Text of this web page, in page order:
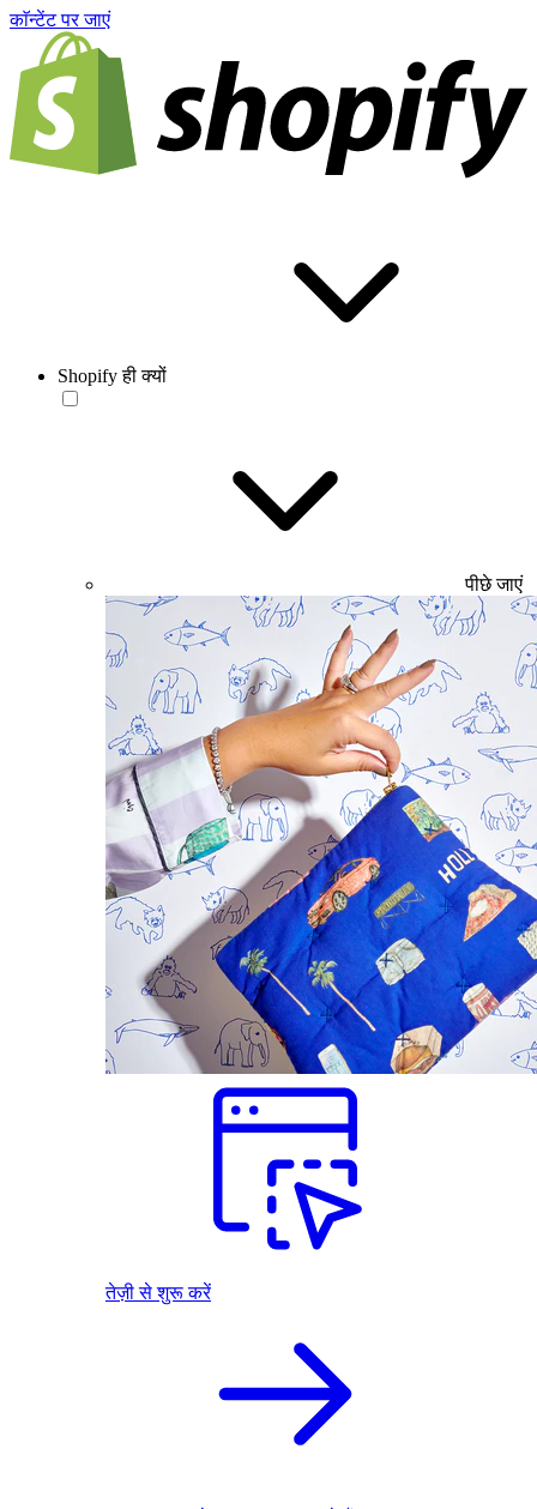
काॅन्टेंट पर जाएं
Shopify ही क्यों
पीछे जाएं
तेज़ी से शुरू करें